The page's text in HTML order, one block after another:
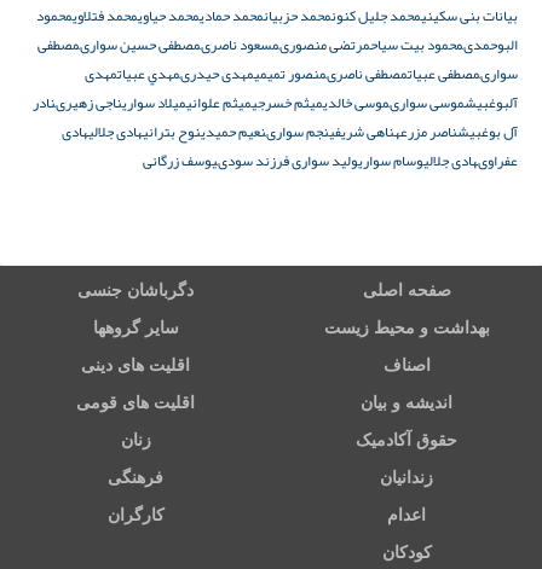
بیانات بنی سکینیمحمد جلیل کنونمحمد حزبیانمحمد حمادیمحمد حیاویمحمد فتلاویمحمود
البوحمدىمحمود بیت سیاحمرتضى منصورىمسعود ناصرىمصطفى حسين سوارىمصطفى
سوارىمصطفى عبیاتمصطفى ناصرىمنصور تمیمیمهدى حيدرىمهدي عبياتمهدی
آلبوغبیشموسى سوارىموسی خالدیمیثم خسرجىمیثم علوانیمیلاد سواریناجى زهيرىنادر
آل بوغبیشناصر مزرعهناهى شريفىنجم سوارىنعیم حمیدینوح بترانیهادى جلالىهادى
عفراوىهادی جلالیوسام سواریوليد سوارى فرزند سودىيوسف زرگانى
صفحه اصلی دگرباشان جنسی
بهداشت و محیط زیست سایر گروهها
اصناف اقلیت های دینی
اندیشه و بیان اقلیت های قومی
حقوق آکادمیک زنان
زندانیان فرهنگی
اعدام کارگران
کودکان